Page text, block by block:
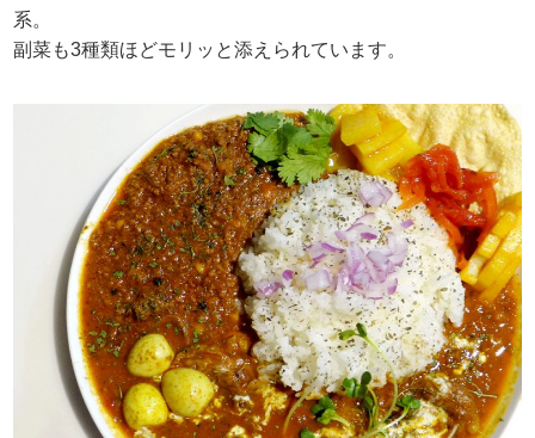
系。
副菜も3種類ほどモリッと添えられています。